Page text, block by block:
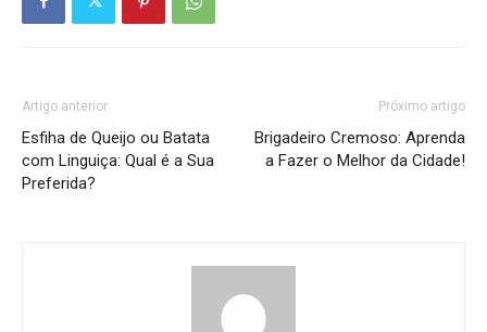
Artigo anterior
Esfiha de Queijo ou Batata
com Linguiça: Qual é a Sua
Preferida?
Próximo artigo
Brigadeiro Cremoso: Aprenda
a Fazer o Melhor da Cidade!